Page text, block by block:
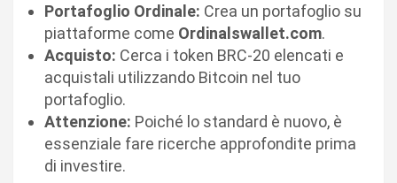
Portafoglio Ordinale: Crea un portafoglio su
piattaforme come Ordinalswallet.com.
Acquisto: Cerca i token BRC-20 elencati e
acquistali utilizzando Bitcoin nel tuo
portafoglio.
Attenzione: Poiché lo standard è nuovo, è
essenziale fare ricerche approfondite prima
di investire.